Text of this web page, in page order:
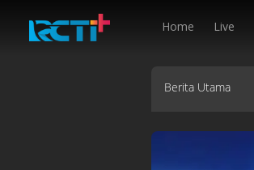
Home Live
Berita Utama